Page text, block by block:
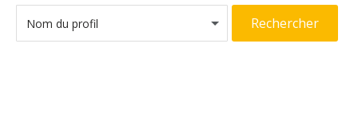
Nom du profil Rechercher